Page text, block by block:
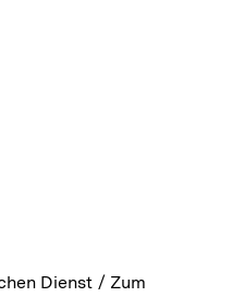
Dienst / Zum